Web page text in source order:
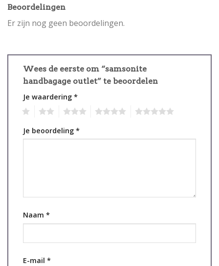
Beoordelingen
Er zijn nog geen beoordelingen.
Wees de eerste om “samsonite
handbagage outlet” te beoordelen
Je waardering *
Je beoordeling *
Naam *
E-mail *